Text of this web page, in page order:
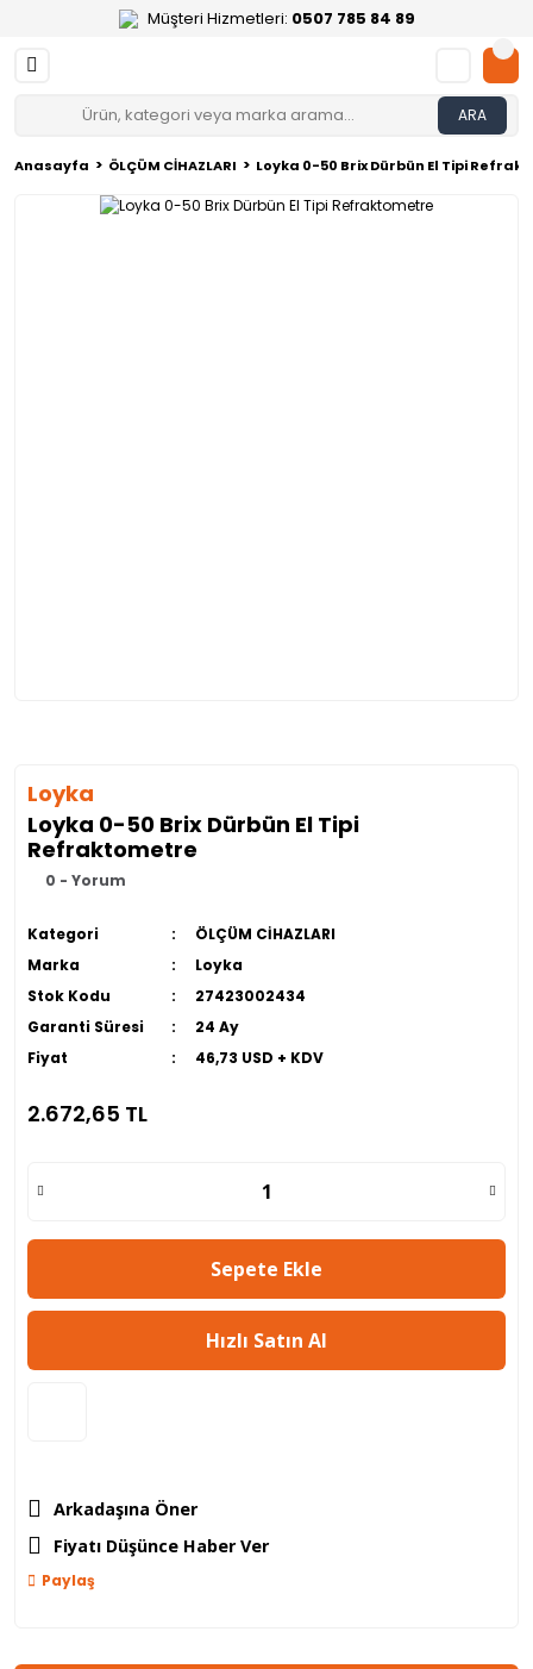
Müşteri Hizmetleri: 0507 785 84 89
ARA
Anasayfa ÖLÇÜM CİHAZLARI Loyka 0-50 Brix Dürbün El Tipi
Loyka
Loyka 0-50 Brix Dürbün El Tipi
Refraktometre
0 - Yorum
Kategori
ÖLÇÜM CİHAZLARI
Marka
Loyka
Stok Kodu
27423002434
Garanti Süresi
24 Ay
Fiyat
46,73 USD + KDV
2.672,65 TL
Sepete Ekle
Hızlı Satın Al
Arkadaşına Öner
Fiyatı Düşünce Haber Ver
Paylaş